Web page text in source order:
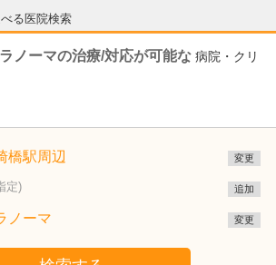
る医院検索
ノーマの治療/対応が可能な 病院・クリ
橋駅周辺 変更
定) 追加
ノーマ 変更